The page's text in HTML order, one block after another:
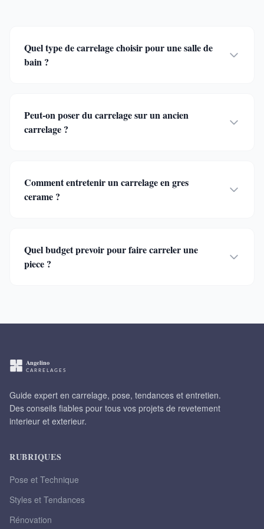
Quel type de carrelage choisir pour une salle de
bain ?
Peut-on poser du carrelage sur un ancien
carrelage ?
Comment entretenir un carrelage en gres
cerame ?
Quel budget prevoir pour faire carreler une
piece ?
Guide expert en carrelage, pose, tendances et entretien.
Des conseils fiables pour tous vos projets de revetement
interieur et exterieur.
RUBRIQUES
Pose et Technique
Styles et Tendances
Rénovation